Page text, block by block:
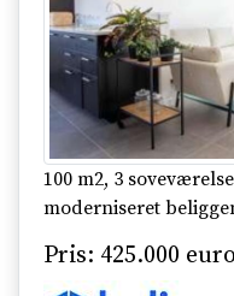
100 m2, 3
moderniseret
Pris: 425.000 euro